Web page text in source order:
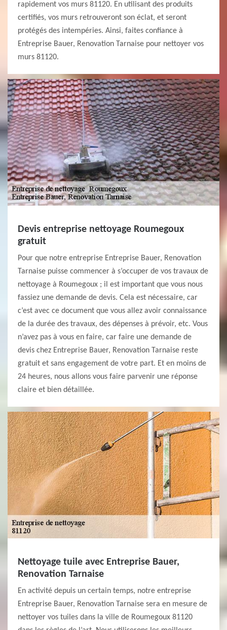
rapidement vos murs 81120. En utilisant des produits
certifiés, vos murs retrouveront son éclat, et seront
protégés des intempéries. Ainsi, faites confiance à
Entreprise Bauer, Renovation Tarnaise pour nettoyer vos
murs 81120.
Devis entreprise nettoyage Roumegoux
gratuit
Pour que notre entreprise Entreprise Bauer, Renovation
Tarnaise puisse commencer à s’occuper de vos travaux de
nettoyage à Roumegoux ; il est important que vous nous
fassiez une demande de devis. Cela est nécessaire, car
c’est avec ce document que vous allez avoir connaissance
de la durée des travaux, des dépenses à prévoir, etc. Vous
n’avez pas à vous en faire, car faire une demande de
devis chez Entreprise Bauer, Renovation Tarnaise reste
gratuit et sans engagement de votre part. Et en moins de
24 heures, nous allons vous faire parvenir une réponse
claire et bien détaillée.
Nettoyage tuile avec Entreprise Bauer,
Renovation Tarnaise
En activité depuis un certain temps, notre entreprise
Entreprise Bauer, Renovation Tarnaise sera en mesure de
nettoyer vos tuiles dans la ville de Roumegoux 81120